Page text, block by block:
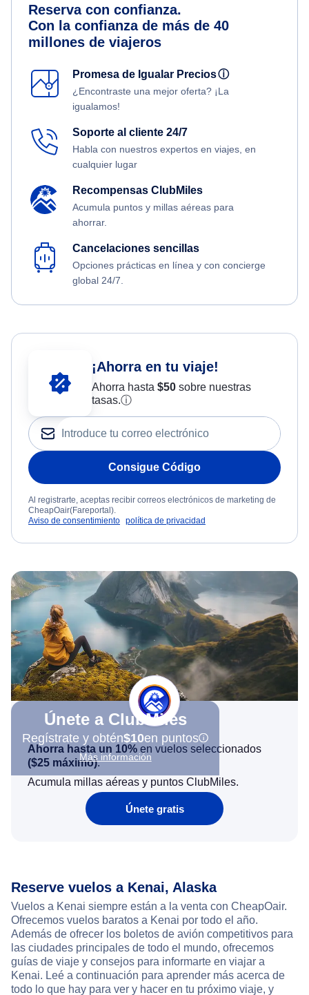
Reserva con confianza.
Con la confianza de más de 40
millones de viajeros
Promesa de Igualar Preciosⓘ
¿Encontraste una mejor oferta? ¡La
igualamos!
Soporte al cliente 24/7
Habla con nuestros expertos en viajes, en
cualquier lugar
Recompensas ClubMiles
Acumula puntos y millas aéreas para
ahorrar.
Cancelaciones sencillas
Opciones prácticas en línea y con concierge
global 24/7.
¡Ahorra en tu viaje!
Ahorra hasta $50sobre nuestras
tasas.ⓘ
Consigue Código
Al registrarte, aceptas recibir correos electrónicos de marketing de
CheapOair(Fareportal).
Aviso de consentimiento política de privacidad
Únete a ClubMiles
Regístrate y obtén$10en puntos
Más información
Ahorra hasta un 10% en vuelos seleccionados
($25 máximo).
Acumula millas aéreas y puntos ClubMiles.
Únete gratis
Reserve vuelos a Kenai, Alaska
Vuelos a Kenai siempre están a la venta con CheapOair.
Ofrecemos vuelos baratos a Kenai por todo el año.
Además de ofrecer los boletos de avión competitivos para
las ciudades principales de todo el mundo, ofrecemos
guías de viaje y consejos para informarte en viajar a
Kenai. Leé a continuación para aprender más acerca de
todo lo que hay para ver y hacer en tu próximo viaje, y